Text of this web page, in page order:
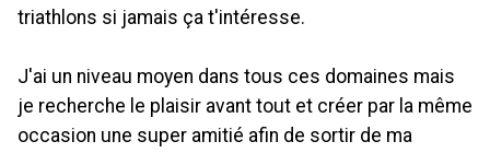
triathlons si jamais ça t'intéresse.
J'ai un niveau moyen dans tous ces domaines mais
je recherche le plaisir avant tout et créer par la même
occasion une super amitié afin de sortir de ma